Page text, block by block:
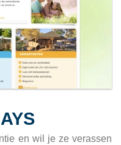
en wil je ze verassen